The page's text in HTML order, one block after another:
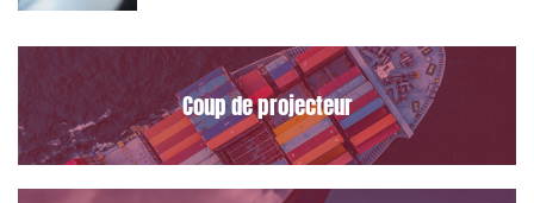
Coup de projecteur
Environnement
Urbanisme et aménagement
Banque finance et assurance
Droit des sociétés et Fusions-Acquisitions